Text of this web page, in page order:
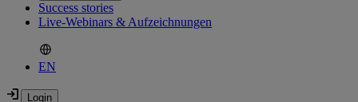
Success stories
Live-Webinars & Aufzeichnungen
EN